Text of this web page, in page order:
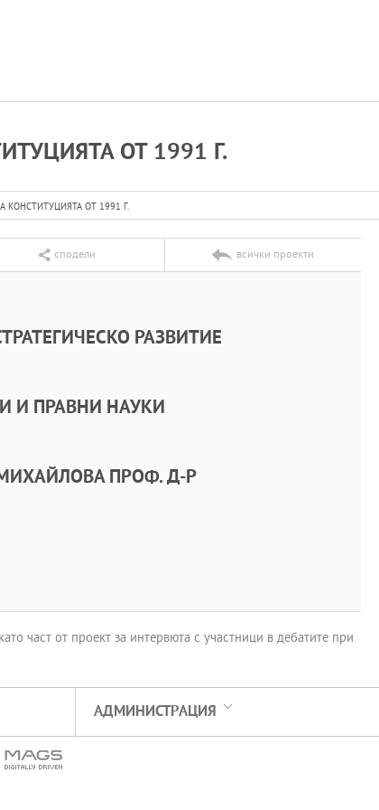
ОТ 1991 Г.
ОТ 1991 Г.
сподели всички проекти
РАЗВИТИЕ
И ПРАВНИ НАУКИ
ПРОФ. Д-Р
част от проект за интервюта с участници в дебатите при
АДМИНИСТРАЦИЯ